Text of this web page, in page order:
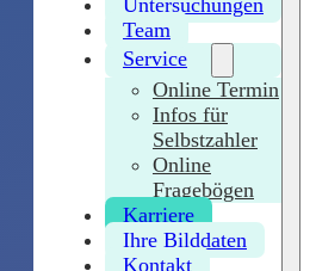
Untersuchungen
Team
Service
Online Termin
Infos für
Selbstzahler
Online
Fragebögen
Karriere
Ihre Bilddaten
Kontakt